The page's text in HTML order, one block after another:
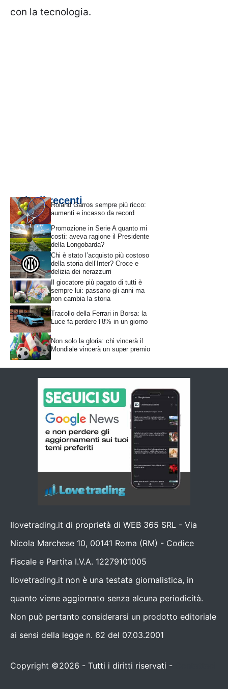
con la tecnologia.
Articoli recentiRoland Garros sempre più ricco:
aumenti e incasso da record
Promozione in Serie A quanto mi
costi: aveva ragione il Presidente
della Longobarda?
Chi è stato l’acquisto più costoso
della storia dell’Inter? Croce e
delizia dei nerazzurri
Il giocatore più pagato di tutti è
sempre lui: passano gli anni ma
non cambia la storia
Tracollo della Ferrari in Borsa: la
Luce fa perdere l’8% in un giorno
Non solo la gloria: chi vincerà il
Mondiale vincerà un super premio
Ilovetrading.it di proprietà di WEB 365 SRL - Via
Nicola Marchese 10, 00141 Roma (RM) - Codice
Fiscale e Partita I.V.A. 12279101005
Ilovetrading.it non è una testata giornalistica, in
quanto viene aggiornato senza alcuna periodicità.
Non può pertanto considerarsi un prodotto editoriale
ai sensi della legge n. 62 del 07.03.2001
Copyright ©2026 - Tutti i diritti riservati -